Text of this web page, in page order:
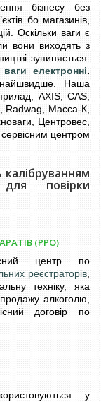
бізнесу без
бо магазинів,
Оскільки ваги є
вони виходять з
зупиняється.
ваги електронні.
Наша
AXIS, CAS,
Radwag, Масса-К,
Центровес,
центром
повірки
(РРО)
центр по
реєстраторів
техніку, яка
алкоголю,
договір по
у